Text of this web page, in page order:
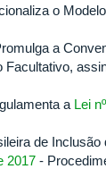
o
a
a Lei
de
2017 -